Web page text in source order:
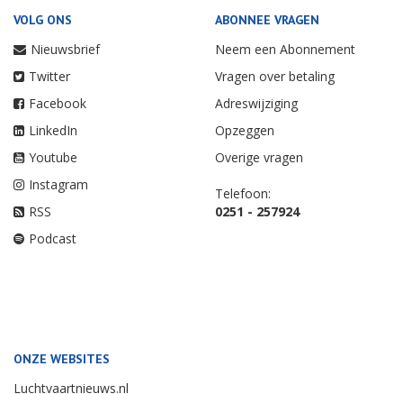
VOLG ONS
Nieuwsbrief
Twitter
Facebook
LinkedIn
Youtube
Instagram
RSS
Podcast
ABONNEE VRAGEN
Neem een Abonnement
Vragen over betaling
Adreswijziging
Opzeggen
Overige vragen
Telefoon:
0251 - 257924
ONZE WEBSITES
Luchtvaartnieuws.nl